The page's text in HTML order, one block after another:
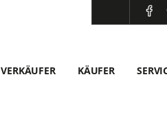
VERKÄUFER KÄUFER